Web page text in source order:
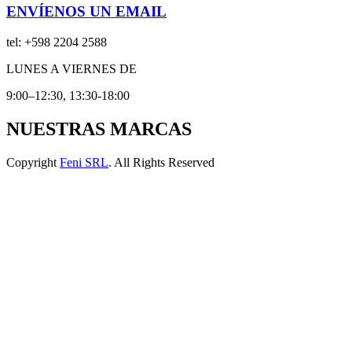
ENVÍENOS UN EMAIL
tel: +598 2204 2588
LUNES A VIERNES DE
9:00–12:30, 13:30-18:00
NUESTRAS MARCAS
Copyright Feni SRL. All Rights Reserved